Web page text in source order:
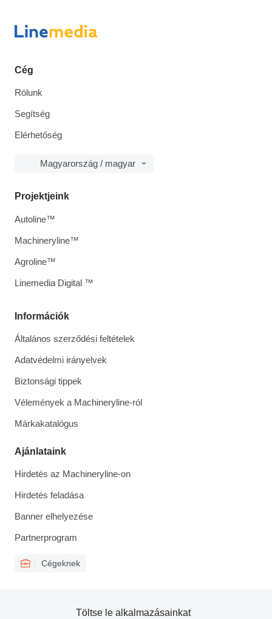
Cég
Rólunk
Segítség
Elérhetőség
Magyarország / magyar
Információk
Általános szerződési feltételek
Adatvédelmi irányelvek
Biztonsági tippek
Vélemények a Machineryline-ról
Márkakatalógus
Ajánlataink
Hirdetés az Machineryline-on
Hirdetés feladása
Banner elhelyezése
Partnerprogram
Cégeknek
Projektjeink
Autoline™
Machineryline™
Agroline™
Linemedia Digital ™
Töltse le alkalmazásainkat